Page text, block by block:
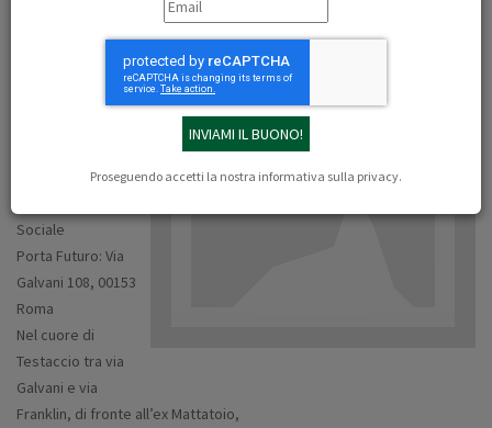
Proseguendo accetti la nostra informativa sulla privacy.
29-10-16 ore 12:30
Sabato 29 Ottobre
Sociale
Porta Futuro: Via
Galvani 108, 00153
Roma
Nel cuore di
Testaccio tra via
Galvani e via
Franklin, di fronte all’ex Mattatoio,